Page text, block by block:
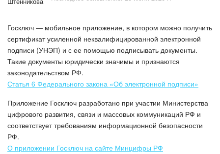
Безопасность в Битрикс24
Тарифы и оплата
С чего начать
AI в Битрикс24
Вайбкод
Лента Новостей
Задачи
Госключ — мобильное приложение, в котором можно получить
сертификат усиленной неквалифицированной электронной
подписи (УНЭП) и с ее помощью подписывать документы.
Такие документы юридически значимы и признаются
законодательством РФ.
Статья 6 Федерального закона «Об электронной подписи»
Приложение Госключ разработано при участии Министерства
цифрового развития, связи и массовых коммуникаций РФ и
соответствует требованиям информационной безопасности
РФ.
О приложении Госключ на сайте Минцифры РФ